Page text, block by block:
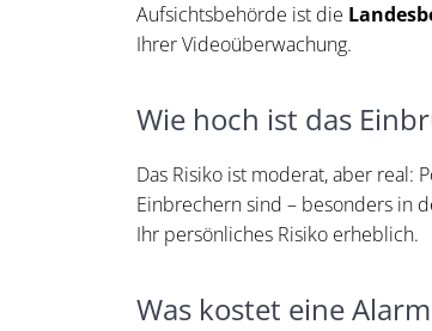
Aufsichtsbehörde ist die
Ihrer Videoüberwachung.
Wie hoch ist das
Das Risiko ist moderat, aber real:
Einbrechern sind – besonders in
Ihr persönliches Risiko erheblich.
Was kostet eine